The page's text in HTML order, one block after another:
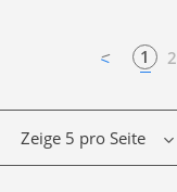
1 2
Zeige 5 pro Seite